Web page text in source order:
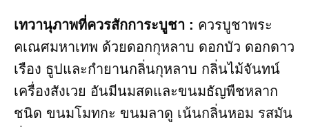
เทวานุภาพที่ควรสักการะบูชา​ : ควรบูชาพระ
คเณศมหาเทพ ด้วยดอกกุหลาบ ดอกบัว ดอกดาว
เรือง ธูปและกำยานกลิ่นกุหลาบ กลิ่นไม้จันทน์
เครื่องสังเวย อันมีนมสดและขนมธัญพืชหลาก
ชนิด ขนมโมทกะ ขนมลาดู เน้นกลิ่นหอม รสมัน